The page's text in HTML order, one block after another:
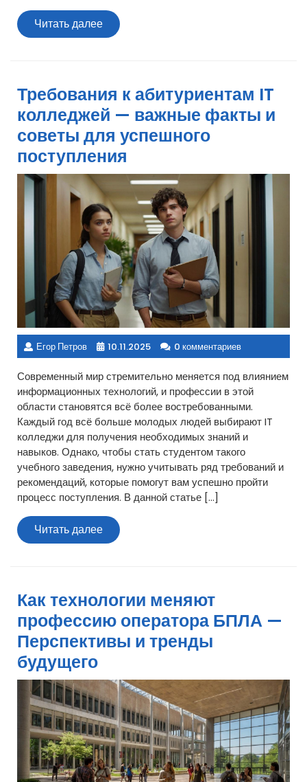
Читать далееЧитать
далее
Требования к абитуриентам IT
колледжей — важные факты и
советы для успешного
поступления
Егор Петров 10.11.2025 0 комментариев
Современный мир стремительно меняется под влиянием
информационных технологий, и профессии в этой
области становятся всё более востребованными.
Каждый год всё больше молодых людей выбирают IT
колледжи для получения необходимых знаний и
навыков. Однако, чтобы стать студентом такого
учебного заведения, нужно учитывать ряд требований и
рекомендаций, которые помогут вам успешно пройти
процесс поступления. В данной статье […]
Читать далееЧитать
далее
Как технологии меняют
профессию оператора БПЛА —
Перспективы и тренды
будущего